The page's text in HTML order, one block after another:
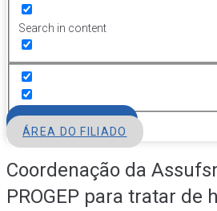
Search in content
ÁREA DO FILIADO
Coordenação da
PROGEP para tratar de